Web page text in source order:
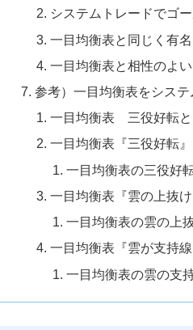
システムトレードでゴ
一目均衡表と同じく有
一目均衡表と相性のよ
参考）一目均衡表をシステ
一目均衡表 三役好転と
一目均衡表『三役好転
一目均衡表の三役好
一目均衡表『雲の上抜
一目均衡表の雲の上
一目均衡表『雲が支持
一目均衡表の雲の支